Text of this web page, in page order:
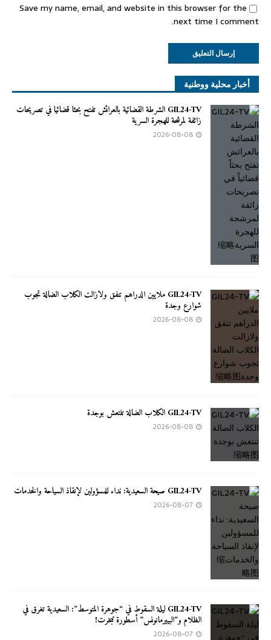
Save my name, email, and website in this browser for the
next time I comment.
أخبار محلية ووطنية
GIL24-TV الشرطة القضائية بالعرائش تفتح بحثاً قضائياً في تصريحات
زائفة لمرشحة للهجرة السرية
2026-08-08
GIL24-TV ملايين الدراهم تنفق ولازالت الكلاب الضالة تجوب
شوارع وجدة
2026-08-08
GIL24-TV الكلاب الضالة تنتعش بوجدة
2026-08-08
GIL24-TV صيحة السعيدية: نداء للمسؤولين لإنقاذ السياحة والخدمات
2026-08-07
GIL24-TV ليلة السقوط في “جوهرة المتوسط”: السعيدية تغرق في
الظلام و”البييرمانونس” أسطورة تبخرت!
2026-08-07